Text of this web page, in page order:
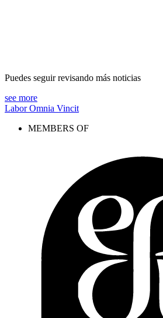
Puedes seguir revisando más noticias
see more
Labor Omnia Vincit
MEMBERS OF